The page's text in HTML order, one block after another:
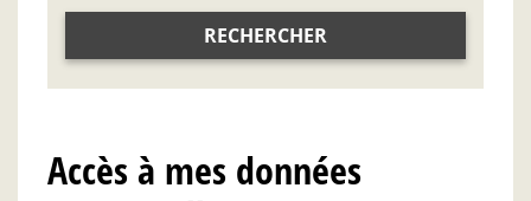
RECHERCHER
Accès à mes données